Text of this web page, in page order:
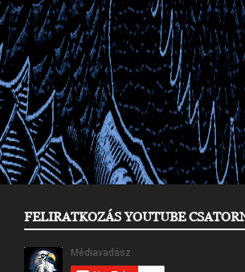
FELIRATKOZÁS YOUTUBE